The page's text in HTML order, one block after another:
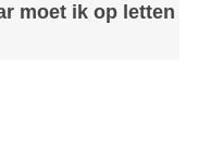
moet ik op letten